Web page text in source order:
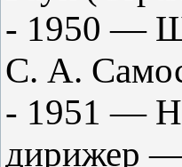
- 1950 —
С. А.
- 1951 —
дирижер